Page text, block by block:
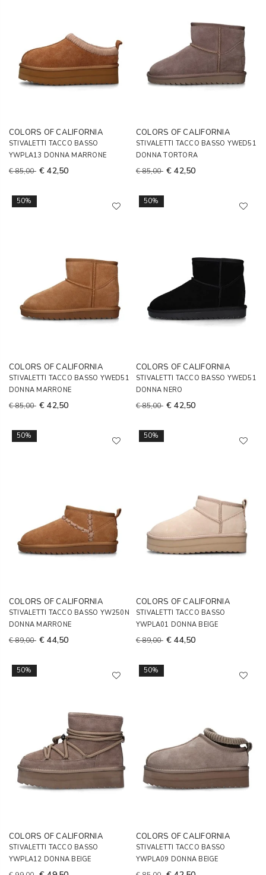
COLORS OF CALIFORNIA
STIVALETTI TACCO BASSO
YWPLA13 DONNA MARRONE
€ 85,00 € 42,50
COLORS OF CALIFORNIA
STIVALETTI TACCO BASSO YWED51
DONNA TORTORA
€ 85,00 € 42,50
50%
COLORS OF CALIFORNIA
STIVALETTI TACCO BASSO YWED51
DONNA MARRONE
€ 85,00 € 42,50
50%
COLORS OF CALIFORNIA
STIVALETTI TACCO BASSO YWED51
DONNA NERO
€ 85,00 € 42,50
50%
COLORS OF CALIFORNIA
STIVALETTI TACCO BASSO YW250N
DONNA MARRONE
€ 89,00 € 44,50
50%
COLORS OF CALIFORNIA
STIVALETTI TACCO BASSO
YWPLA01 DONNA BEIGE
€ 89,00 € 44,50
50%
COLORS OF CALIFORNIA
STIVALETTI TACCO BASSO
YWPLA12 DONNA BEIGE
50%
COLORS OF CALIFORNIA
STIVALETTI TACCO BASSO
YWPLA09 DONNA BEIGE